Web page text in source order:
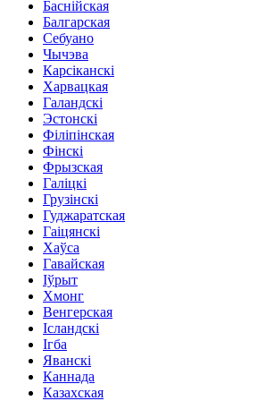
Баснійская
Балгарская
Себуано
Чычэва
Карсіканскі
Харвацкая
Галандскі
Эстонскі
Філіпінская
Фінскі
Фрызская
Галіцкі
Грузінскі
Гуджаратская
Гаіцянскі
Хаўса
Гавайская
Іўрыт
Хмонг
Венгерская
Ісландскі
Ігба
Яванскі
Каннада
Казахская